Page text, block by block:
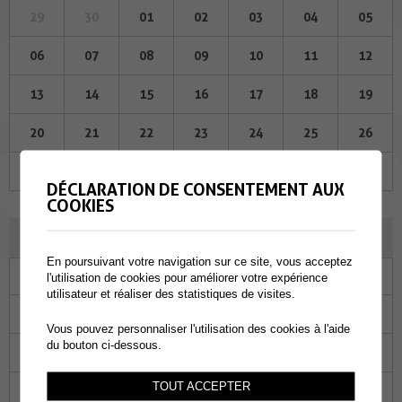
01 02 03 04 05
06 07 08 09 10 11 12
13 14 15 16 17 18 19
20 21 22 23 24 25 26
Ma Me Je Ve Sa
04 05
13 14
DÉCLARATION DE CONSENTEMENT AUX
COOKIES
En poursuivant votre navigation sur ce site, vous acceptez
l'utilisation de cookies pour améliorer votre expérience
utilisateur et réaliser des statistiques de visites.
Vous pouvez personnaliser l'utilisation des cookies à l'aide
du bouton ci-dessous.
TOUT ACCEPTER